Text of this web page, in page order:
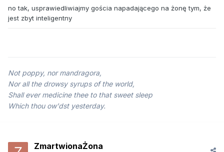
no tak, usprawiedliwiajmy gościa napadającego na żonę tym, że
jest zbyt inteligentny
Not poppy, nor mandragora,
Nor all the drowsy syrups of the world,
Shall ever medicine thee to that sweet sleep
Which thou ow'dst yesterday.
ZmartwionaŻona